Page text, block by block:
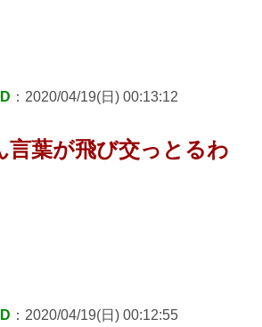
：2020/04/19(日) 00:13:12
言葉が飛び交っとるわ
：2020/04/19(日) 00:12:55